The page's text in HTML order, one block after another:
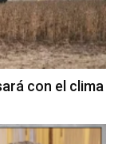
con el clima